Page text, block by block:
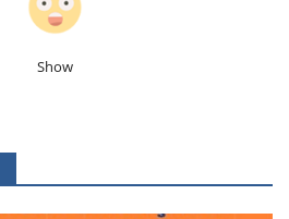
Show